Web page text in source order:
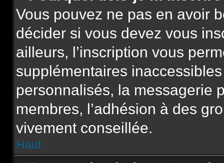
Vous pouvez ne pas en avoir
décider si vous devez vous
ailleurs, l’inscription vous
supplémentaires
personnalisés, la messagerie
membres, l’adhésion à des
vivement conseillée.
Haut